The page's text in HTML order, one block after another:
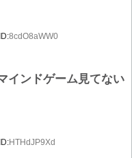
ID:8cdO8aWW0
インドゲーム見てない
ID:HTHdJP9Xd